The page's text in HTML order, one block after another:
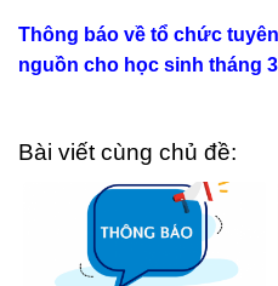
Thông báo về tổ chức
nguồn cho học sinh tháng
Bài viết cùng chủ đề: